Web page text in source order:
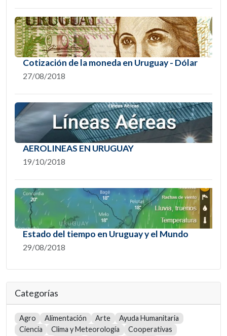
Cotización de la moneda en Uruguay - Dólar
27/08/2018
AEROLINEAS EN URUGUAY
19/10/2018
Estado del tiempo en Uruguay y el Mundo
29/08/2018
Categorías
Agro Alimentación Arte
Ayuda Humanitaria
Ciencia
Clima y Meteorología
Cooperativas